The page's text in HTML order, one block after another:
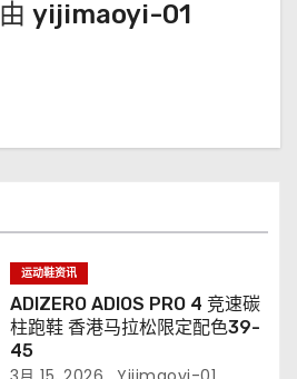
由 yijimaoyi-01
运动鞋资讯
ADIZERO ADIOS PRO 4 竞速碳
柱跑鞋 香港马拉松限定配色39-
45